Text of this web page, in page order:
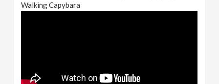
Walking Capybara